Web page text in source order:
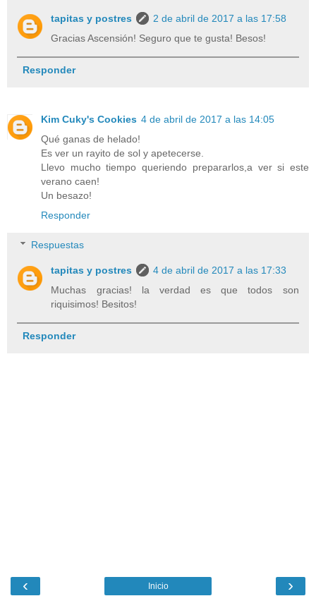
tapitas y postres
2 de abril de 2017 a las 17:58
Gracias Ascensión! Seguro que te gusta! Besos!
Responder
Kim Cuky's Cookies 4 de abril de 2017 a las 14:05
Qué ganas de helado!
Es ver un rayito de sol y apetecerse.
Llevo mucho tiempo queriendo prepararlos,a ver si este
verano caen!
Un besazo!
Responder
Respuestas
tapitas y postres
4 de abril de 2017 a las 17:33
Muchas gracias! la verdad es que todos son
riquisimos! Besitos!
Responder
‹ ›
Inicio